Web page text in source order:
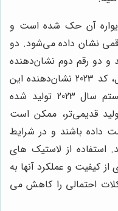
آن حک شده است و
نشان داده می‌شود. دو
و دو رقم دوم نشان‌دهنده
سال تولید است. به عنوان مثال، کد 2023 نشان‌دهنده این
است که لاستیک در هفته بیستم سال 2023 تولید شده
قدیمی‌تر، ممکن است
داده باشند و در شرایط
استفاده از لاستیک های
از کیفیت و عملکرد آنها به
احتمالی را کاهش می